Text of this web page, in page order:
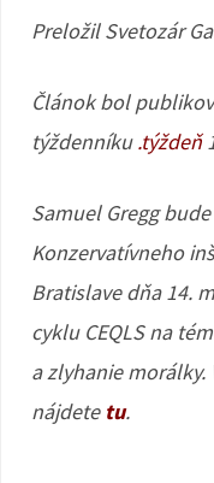
Preložil Svetozár
Článok bol
týždenníku.týždeň
Samuel Gregg
Konzervatívneho
Bratislave dňa 14.
cyklu CEQLS na
a zlyhanie
nájdete tu.